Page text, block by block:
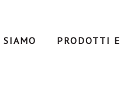
PRODOTTI E